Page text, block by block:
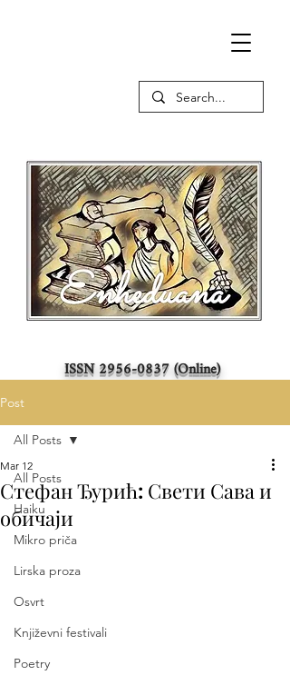
ISSN2956-0837(Online)
Post
All Posts
Haiku
Mikro priča
Lirska proza
Osvrt
Književni festivali
Poetry
All Posts
Стефан Ђурић: Свети Сава и
обичаји
Mar 12